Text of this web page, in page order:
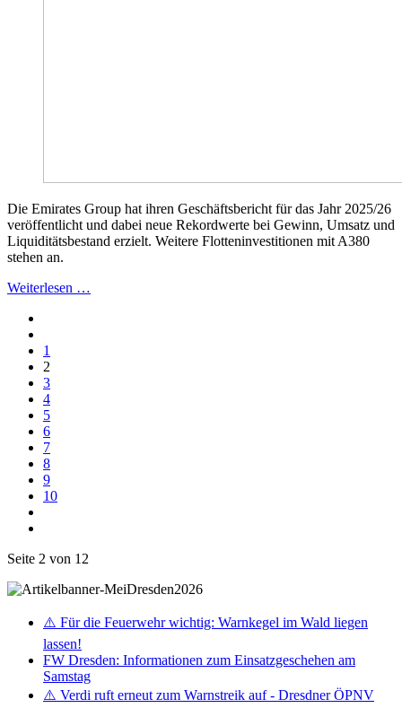
Die Emirates Group hat ihren Geschäftsbericht für das Jahr 2025/26
veröffentlicht und dabei neue Rekordwerte bei Gewinn, Umsatz und
Liquiditätsbestand erzielt. Weitere Flotteninvestitionen mit A380
stehen an.
Weiterlesen …
1
2
3
4
5
6
7
8
9
10
Seite 2 von 12
⚠️ Für die Feuerwehr wichtig: Warnkegel im Wald liegen
lassen!
FW Dresden: Informationen zum Einsatzgeschehen am
Samstag
⚠️ Verdi ruft erneut zum Warnstreik auf - Dresdner ÖPNV